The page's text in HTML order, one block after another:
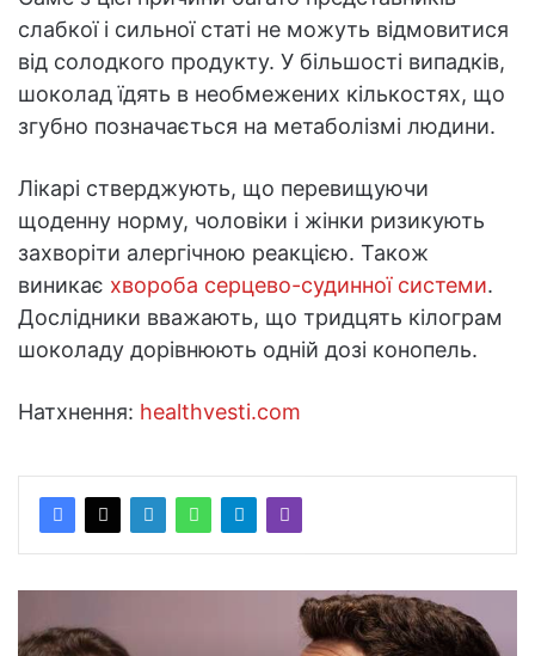
слабкої і сильної статі не можуть відмовитися
від солодкого продукту. У більшості випадків,
шоколад їдять в необмежених кількостях, що
згубно позначається на метаболізмі людини.
Лікарі стверджують, що перевищуючи
щоденну норму, чоловіки і жінки ризикують
захворіти алергічною реакцією. Також
виникає хвороба серцево-судинної системи.
Дослідники вважають, що тридцять кілограм
шоколаду дорівнюють одній дозі конопель.
Натхнення: healthvesti.com